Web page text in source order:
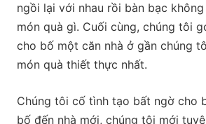
ngồi lại với nhau rồi bàn bạc
món quà gì. Cuối cùng, chúng tôi
cho bố một căn nhà ở gần chúng
món quà thiết thực nhất.
Chúng tôi cố tình tạo bất ngờ cho
bố đến nhà mới, chúng tôi mới